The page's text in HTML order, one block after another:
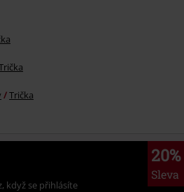
Trička
20%
Sleva
když se přihlásíte